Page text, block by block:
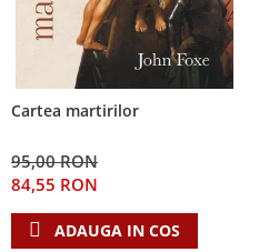
Cartea martirilor
95,00 RON
84,55 RON
ADAUGA IN COS